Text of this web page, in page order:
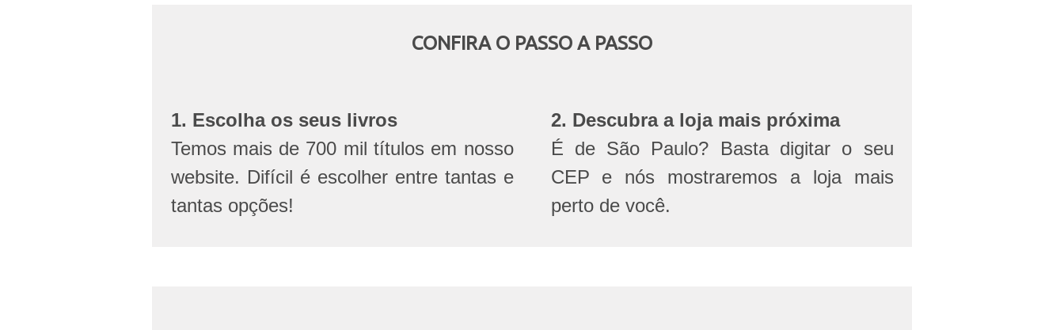
CONFIRA O PASSO A PASSO
1. Escolha os seus livros
Temos mais de 700 mil títulos em nosso
website. Difícil é escolher entre tantas e
tantas opções!
2. Descubra a loja mais próxima
É de São Paulo? Basta digitar o seu
CEP e nós mostraremos a loja mais
perto de você.